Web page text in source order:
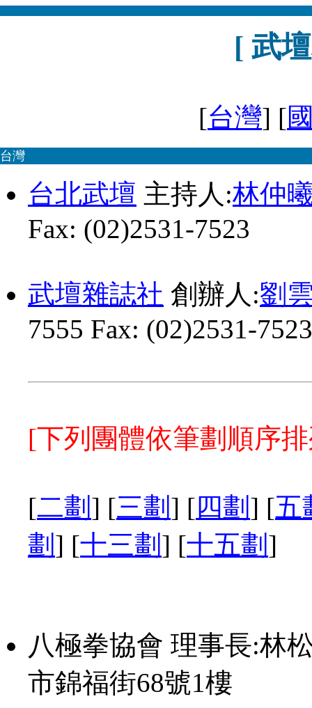
[ 武
[台灣] [
台灣
台北武壇 主持人:林仲
Fax: (02)2531-7523
武壇雜誌社 創辦人:劉
7555 Fax: (02)2531-7523
[下列團體依筆劃順序
[二劃 ] [三劃 ] [四劃 ] [五
劃 ] [十三劃 ] [十五劃 ]
八極拳協會 理事長:林
市錦福街68號1樓